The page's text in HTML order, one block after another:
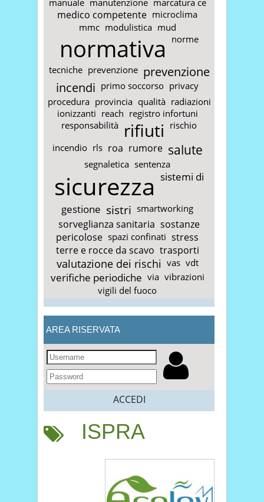
medico competente microclima
mmc modulistica mud
normativa norme
tecniche prevenzione prevenzione
incendi primo soccorso privacy
procedura provincia qualità radiazioni
ionizzanti reach registro infortuni
responsabilità rifiuti rischio
incendio rls roa rumore salute
segnaletica sentenza
sicurezza sistemi di
gestione sistri smartworking
sorveglianza sanitaria sostanze
pericolose spazi confinati stress
terre e rocce da scavo trasporti
valutazione dei rischi vas vdt
verifiche periodiche via vibrazioni
vigili del fuoco
AREA RISERVATA
ACCEDI
ISPRA